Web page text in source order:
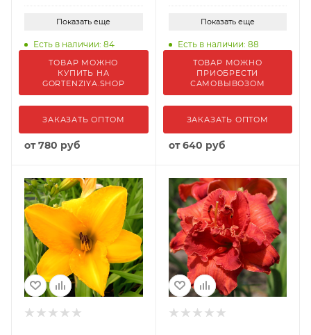
Показать еще
Есть в наличии: 84
ТОВАР МОЖНО
КУПИТЬ НА
GORTENZIYA.SHOP
ЗАКАЗАТЬ ОПТОМ
от780 руб
Показать еще
Есть в наличии: 88
ТОВАР МОЖНО
ПРИОБРЕСТИ
САМОВЫВОЗОМ
ЗАКАЗАТЬ ОПТОМ
от640 руб